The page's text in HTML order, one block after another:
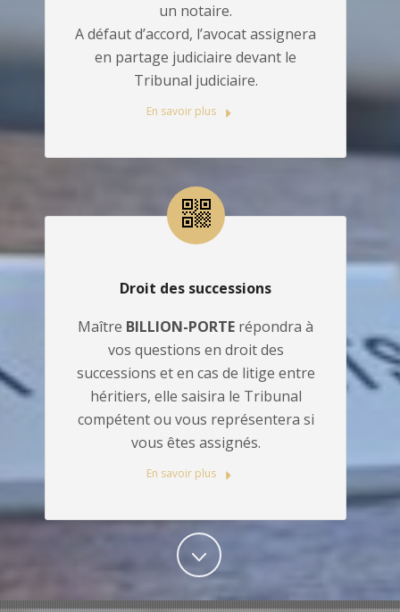
un notaire.
A défaut d’accord, l’avocat assignera
en partage judiciaire devant le
Tribunal judiciaire.
En savoir plus
Droit des successions
Maître BILLION-PORTE répondra à
vos questions en droit des
successions et en cas de litige entre
héritiers, elle saisira le Tribunal
compétent ou vous représentera si
vous êtes assignés.
En savoir plus